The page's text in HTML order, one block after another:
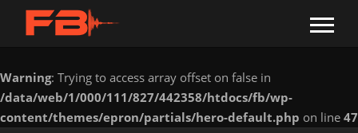
Warning: Trying to access array offset on false in
/data/web/1/000/111/827/442358/htdocs/fb/wp-
content/themes/epron/partials/hero-default.php on line 47